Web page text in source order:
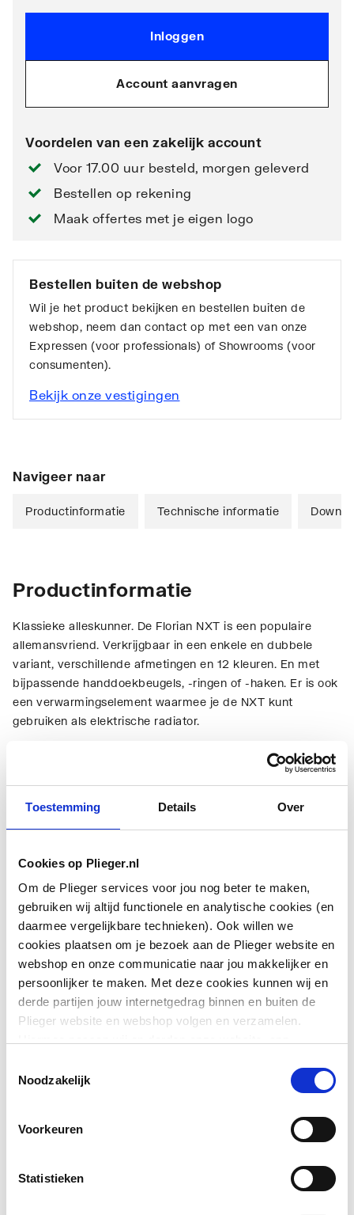
Toestemming Details Over
Cookies op Plieger.nl
Om de Plieger services voor jou nog beter te maken,
gebruiken wij altijd functionele en analytische cookies (en
daarmee vergelijkbare technieken). Ook willen we
cookies plaatsen om je bezoek aan de Plieger website en
webshop en onze communicatie naar jou makkelijker en
persoonlijker te maken. Met deze cookies kunnen wij en
derde partijen jouw internetgedrag binnen en buiten de
Plieger website en webshop volgen en verzamelen.
We slaan je cookievoorkeur op in je browser.
Noodzakelijk
Voorkeuren
Statistieken
Inloggen
Account aanvragen
Voordelen van een zakelijk account
Voor 17.00 uur besteld, morgen geleverd
Bestellen op rekening
Maak offertes met je eigen logo
Bestellen buiten de webshop
Wil je het product bekijken en bestellen buiten de
webshop, neem dan contact op met een van onze
Expressen (voor professionals) of Showrooms (voor
consumenten).
Bekijk onze vestigingen
Navigeer naar
Productinformatie Technische informatie
Productinformatie
Klassieke alleskunner. De Florian NXT is een populaire
allemansvriend. Verkrijgbaar in een enkele en dubbele
variant, verschillende afmetingen en 12 kleuren. En met
bijpassende handdoekbeugels, -ringen of -haken. Er is ook
een verwarmingselement waarmee je de NXT kunt
gebruiken als elektrische radiator.
Materiaal Staal
Materiaalkwaliteit Overig
Aantal ribben 39
Aantal buizen 39
Diepte